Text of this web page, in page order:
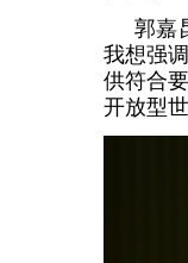
郭嘉
我想强
供符合
开放型